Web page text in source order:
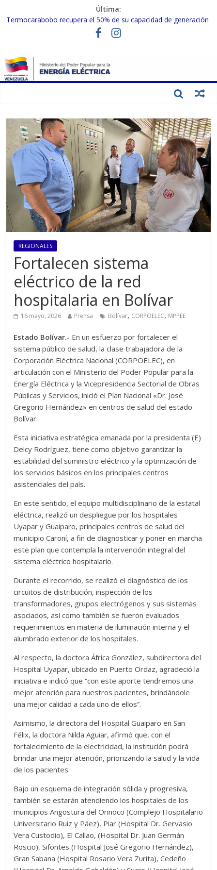
Última:
Termocarabobo recupera el 50% de su capacidad de generación
MPPEE avanza en la recuperación de infraestructuras eléctricas
Gobierno Nacional coordina acciones con el sector privado para
fortalecer el SEN ante el «Súper Niño»
Inspeccionan trabajos de rehabilitación en instalaciones del SEN
REGIONALES
Fortalecen sistema
eléctrico de la red
hospitalaria en Bolívar
16 mayo, 2026 Prensa Bolívar, CORPOELEC, MPPEE
Estado Bolívar.- En un esfuerzo por fortalecer el
sistema público de salud, la clase trabajadora de la
Corporación Eléctrica Nacional (CORPOELEC), en
articulación con el Ministerio del Poder Popular para la
Energía Eléctrica y la Vicepresidencia Sectorial de Obras
Públicas y Servicios, inició el Plan Nacional «Dr. José
Gregorio Hernández» en centros de salud del estado
Bolívar.
Esta iniciativa estratégica emanada por la presidenta (E)
Delcy Rodríguez, tiene como objetivo garantizar la
estabilidad del suministro eléctrico y la optimización de
los servicios básicos en los principales centros
asistenciales del país.
En este sentido, el equipo multidisciplinario de la estatal
eléctrica, realizó un despliegue por los hospitales
Uyapar y Guaiparo, principales centros de salud del
municipio Caroní, a fin de diagnosticar y poner en marcha
este plan que contempla la intervención integral del
sistema eléctrico hospitalario.
Durante el recorrido, se realizó el diagnóstico de los
circuitos de distribución, inspección de los
transformadores, grupos electrógenos y sus sistemas
asociados, así como también se fueron evaluados
requerimientos en materia de iluminación interna y el
alumbrado exterior de los hospitales.
Al respecto, la doctora África González, subdirectora del
Hospital Uyapar, ubicado en Puerto Ordaz, agradeció la
iniciativa e indicó que “con este aporte tendremos una
mejor atención para nuestros pacientes, brindándole
una mejor calidad a cada uno de ellos”.
Asimismo, la directora del Hospital Guaiparo en San
Félix, la doctora Nilda Aguiar, afirmó que, con el
fortalecimiento de la electricidad, la institución podrá
brindar una mejor atención, priorizando la salud y la vida
de los pacientes.
Bajo un esquema de integración sólida y progresiva,
también se estarán atendiendo los hospitales de los
municipios Angostura del Orinoco (Complejo Hospitalario
Universitario Ruiz y Páez), Piar (Hospital Dr. Gervasio
Vera Custodio), El Callao, (Hospital Dr. Juan Germán
Roscio), Sifontes (Hospital José Gregorio Hernández),
Gran Sabana (Hospital Rosario Vera Zurita), Cedeño